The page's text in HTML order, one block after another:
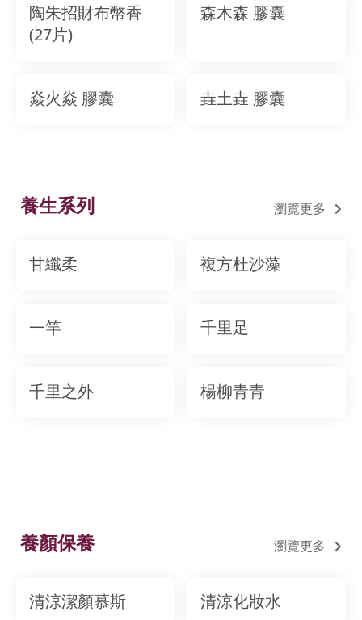
陶朱招財布幣香
(27片)
森木森 膠囊
焱火焱 膠囊 垚土垚 膠囊
養生系列 瀏覽更多
甘纖柔 複方杜沙藻
一竿 千里足
千里之外 楊柳青青
養顏保養 瀏覽更多
清涼潔顏慕斯 清涼化妝水